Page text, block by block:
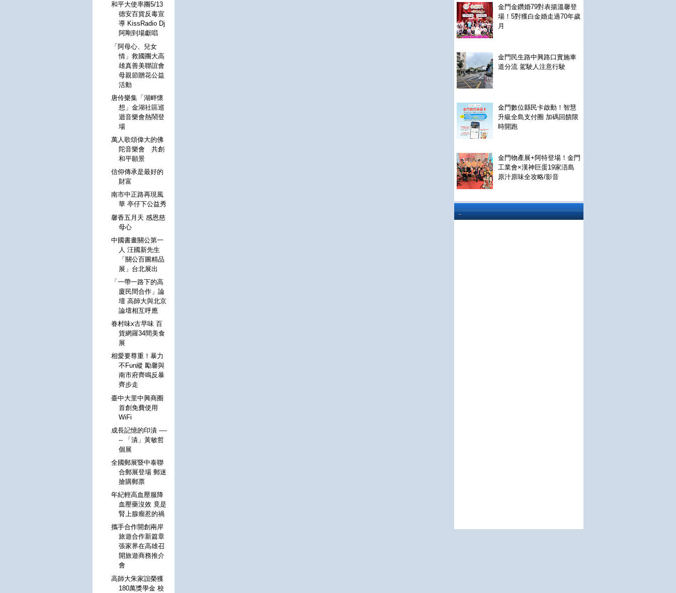
金門金鑽婚79對表揚溫馨登
場！5對獲白金婚走過70年歲
月
金門民生路中興路口實施車
道分流 駕駛人注意行駛
金門數位縣民卡啟動！智慧
升級全島支付圈 加碼回饋限
時開跑
金門物產展+阿特登場！金門
工業會×漢神巨蛋19家浯島
原汁原味全攻略/影音
..
和平大使率團5/13
德安百貨反毒宣
導 KissRadio Dj
阿剛到場獻唱
「阿母心、兒女
情」救國團大高
雄真善美聯誼會
母親節贈花公益
活動
唐伶樂集「湖畔懷
想」金湖社區巡
迴音樂會熱鬧登
場
萬人歌頌偉大的佛
陀音樂會 共創
和平願景
信仰傳承是最好的
財富
南市中正路再現風
華 亭仔下公益秀
馨香五月天 感恩慈
母心
中國書畫關公第一
人 汪國新先生
「關公百圖精品
展」台北展出
「一帶一路下的高
廈民間合作」論
壇 高師大與北京
論壇相互呼應
眷村味x古早味 百
貨網羅34間美食
展
相愛要尊重！暴力
不Fun縱 勵馨與
南市府齊鳴反暴
齊步走
臺中大里中興商圈
首創免費使用
WiFi
成長記憶的印漬 ----
-- 「漬」黃敏哲
個展
全國郵展暨中泰聯
合郵展登場 郵迷
搶購郵票
年紀輕高血壓服降
血壓藥沒效 竟是
腎上腺瘤惹的禍
攜手合作開創兩岸
旅遊合作新篇章
張家界在高雄召
開旅遊商務推介
會
高師大朱家誼榮獲
180萬獎學金 校